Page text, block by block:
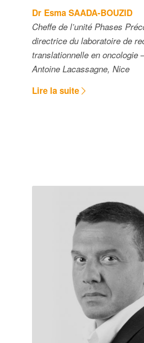
Dr Esma SAADA-BOUZID
Cheffe de l’unité Phases
directrice du laboratoire de
translationnelle en oncologie
Antoine Lacassagne, Nice
Lire la suite